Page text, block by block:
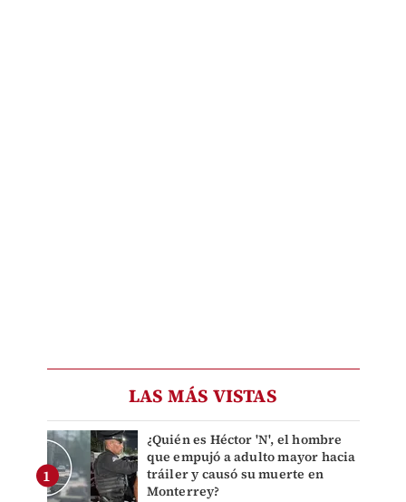
LAS MÁS VISTAS
¿Quién es Héctor 'N', el hombre
que empujó a adulto mayor hacia
tráiler y causó su muerte en
Monterrey?